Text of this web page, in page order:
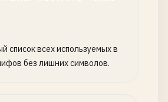
список всех используемых в
без лишних символов.